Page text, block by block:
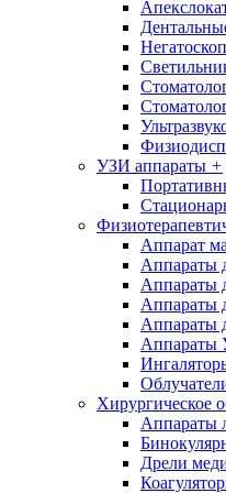
УЗИ аппараты +
Аппарат
Аппараты
Аппараты
Аппараты
Аппараты
Аппараты
Хирургическое
Аппараты
Дрели